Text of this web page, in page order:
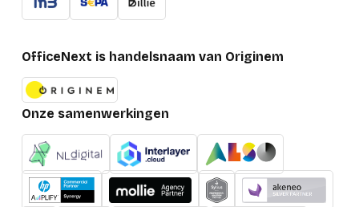
OfficeNext is handelsnaam van Originem
Onze samenwerkingen